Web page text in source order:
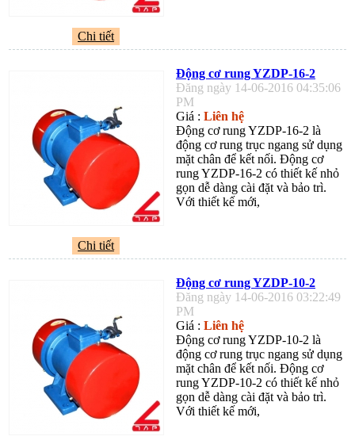
Chi tiết
Động cơ rung YZDP-16-2
Đăng ngày 14-06-2016 04:35:06
PM
Giá : Liên hệ
Động cơ rung YZDP-16-2 là
động cơ rung trục ngang sử dụng
mặt chân để kết nối. Động cơ
rung YZDP-16-2 có thiết kế nhỏ
gọn dễ dàng cài đặt và bảo trì.
Với thiết kế mới,
Chi tiết
Động cơ rung YZDP-10-2
Đăng ngày 14-06-2016 03:22:49
PM
Giá : Liên hệ
Động cơ rung YZDP-10-2 là
động cơ rung trục ngang sử dụng
mặt chân để kết nối. Động cơ
rung YZDP-10-2 có thiết kế nhỏ
gọn dễ dàng cài đặt và bảo trì.
Với thiết kế mới,